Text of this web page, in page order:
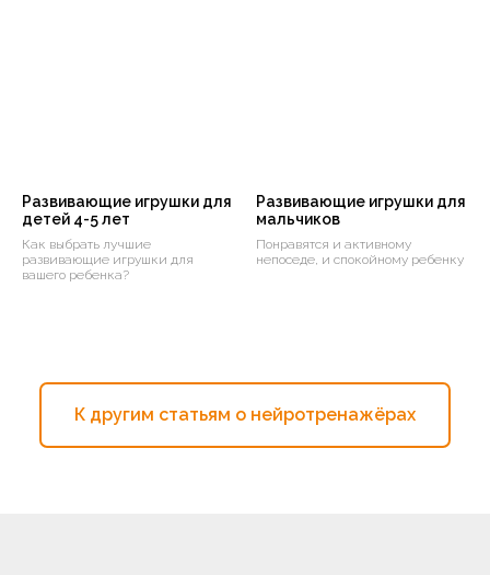
Развивающие игрушки для
детей 4-5 лет
Как выбрать лучшие
развивающие игрушки для
вашего ребенка?
Развивающие игрушки для
мальчиков
Понравятся и активному
непоседе, и спокойному ребенку
К другим статьям о нейротренажёрах